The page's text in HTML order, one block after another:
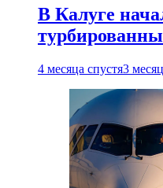
В Калуге
4 месяца спустя3